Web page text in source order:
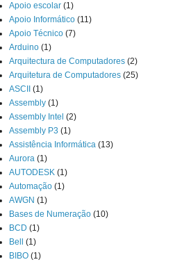
Apoio escolar (1)
Apoio Informático (11)
Apoio Técnico (7)
Arduino (1)
Arquitectura de Computadores (2)
Arquitetura de Computadores (25)
ASCII
(1)
Assembly (1)
Assembly Intel (2)
Assembly P3 (1)
Assistência Informática (13)
Aurora (1)
AUTODESK (1)
Automação (1)
AWGN (1)
Bases de Numeração (10)
BCD (1)
Bell
(1)
BIBO (1)